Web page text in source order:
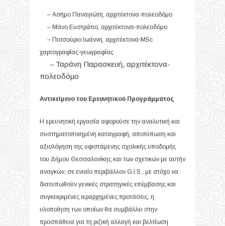
– Ασήμο Παναγιώτη, αρχιτέκτονα-πολεοδόμο
– Μάνο Ευστράτιο, αρχιτέκτονα-πολεοδόμο
– Πισσούριο Ιωάννη, αρχιτέκτονα-MSc
χαρτογραφίας-γεωγραφίας
– Ταράνη Παρασκευή, αρχιτέκτονα-
πολεοδόμο
Αντικείμενο του Ερευνητικού Προγράμματος
Η ερευνητική εργασία αφορούσε την αναλυτική και
συστηματοποιημένη καταγραφή, αποτύπωση και
αξιολόγηση της υφιστάμενης σχολικής υποδομής
του Δήμου Θεσσαλο­νίκης και των σχετικών με αυτήν
αναγκών, σε ενιαίο περιβάλλον G.I.S., με στόχο να
διατυπωθούν γενικές στρατηγικές επέμβασης και
συγκεκριμένες ιεραρχημένες προτάσεις, η
υλοποίηση των οποίων θα συμβάλλει στην
προσπάθεια για τη ριζική αλλαγή και βελτίωση